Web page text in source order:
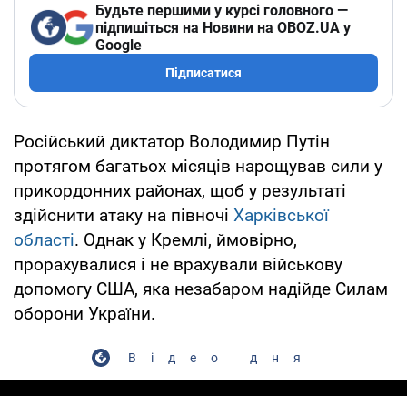
Будьте першими у курсі головного —
підпишіться на Новини на OBOZ.UA у
Google
Підписатися
Російський диктатор Володимир Путін
протягом багатьох місяців нарощував сили у
прикордонних районах, щоб у результаті
здійснити атаку на півночі Харківської
області. Однак у Кремлі, ймовірно,
прорахувалися і не врахували військову
допомогу США, яка незабаром надійде Силам
оборони України.
Відео дня